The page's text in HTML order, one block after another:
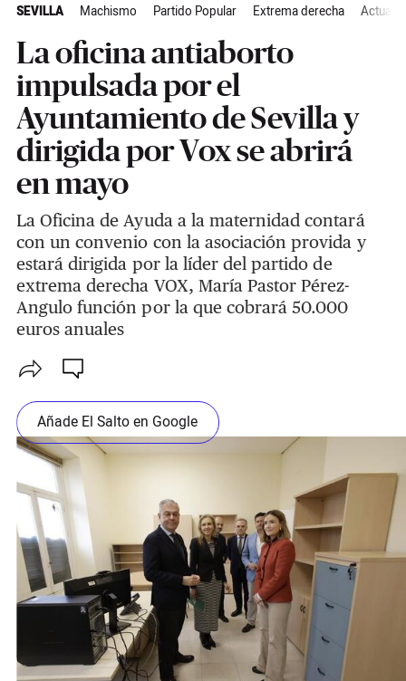
SEVILLA Machismo Partido Popular Extrema derecha
La oficina antiaborto
impulsada por el
Ayuntamiento de Sevilla y
dirigida por Vox se abrirá
en mayo
La Oficina de Ayuda a la maternidad contará
con un convenio con la asociación provida y
estará dirigida por la líder del partido de
extrema derecha VOX, María Pastor Pérez-
Angulo función por la que cobrará 50.000
euros anuales
Añade El Salto en Google